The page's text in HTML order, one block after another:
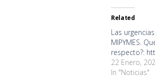
(Opens
in
new
Related
Las
MIPYMES.
respecto?:
22 Enero,
In "Noticias"